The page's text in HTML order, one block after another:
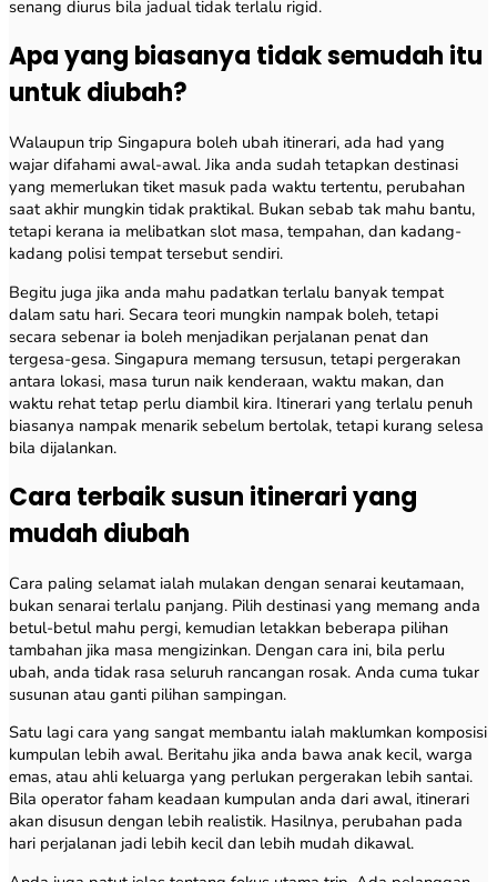
senang diurus bila jadual tidak terlalu rigid.
Apa yang biasanya tidak semudah itu
untuk diubah?
Walaupun trip Singapura boleh ubah itinerari, ada had yang
wajar difahami awal-awal. Jika anda sudah tetapkan destinasi
yang memerlukan tiket masuk pada waktu tertentu, perubahan
saat akhir mungkin tidak praktikal. Bukan sebab tak mahu bantu,
tetapi kerana ia melibatkan slot masa, tempahan, dan kadang-
kadang polisi tempat tersebut sendiri.
Begitu juga jika anda mahu padatkan terlalu banyak tempat
dalam satu hari. Secara teori mungkin nampak boleh, tetapi
secara sebenar ia boleh menjadikan perjalanan penat dan
tergesa-gesa. Singapura memang tersusun, tetapi pergerakan
antara lokasi, masa turun naik kenderaan, waktu makan, dan
waktu rehat tetap perlu diambil kira. Itinerari yang terlalu penuh
biasanya nampak menarik sebelum bertolak, tetapi kurang selesa
bila dijalankan.
Cara terbaik susun itinerari yang
mudah diubah
Cara paling selamat ialah mulakan dengan senarai keutamaan,
bukan senarai terlalu panjang. Pilih destinasi yang memang anda
betul-betul mahu pergi, kemudian letakkan beberapa pilihan
tambahan jika masa mengizinkan. Dengan cara ini, bila perlu
ubah, anda tidak rasa seluruh rancangan rosak. Anda cuma tukar
susunan atau ganti pilihan sampingan.
Satu lagi cara yang sangat membantu ialah maklumkan komposisi
kumpulan lebih awal. Beritahu jika anda bawa anak kecil, warga
emas, atau ahli keluarga yang perlukan pergerakan lebih santai.
Bila operator faham keadaan kumpulan anda dari awal, itinerari
akan disusun dengan lebih realistik. Hasilnya, perubahan pada
hari perjalanan jadi lebih kecil dan lebih mudah dikawal.